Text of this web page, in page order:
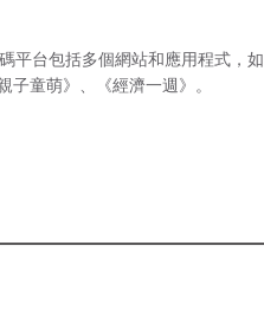
平台包括多個網站和應用程式，如
子童萌》
《經濟一週》 。